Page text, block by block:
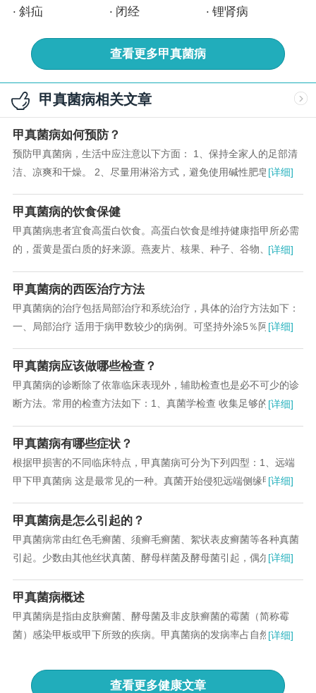
斜疝
闭经 锂肾病
查看更多甲真菌病
甲真菌病相关文章
甲真菌病如何预防？
预防甲真菌病，生活中应注意以下方面： 1、保持全家人的足部清
洁、凉爽和干燥。 2、尽量用淋浴方式，避免使用碱性肥皂。 3、
暗。 6、不和患病家人共用盆、毛巾、鞋袜、指甲刀等用品...
[详细]
甲真菌病的饮食保健
甲真菌病患者宜食高蛋白饮食。高蛋白饮食是维持健康指甲所必需
的，蛋黄是蛋白质的好来源。燕麦片、核果、种子、谷物、豆制品
饮食的50％...
[详细]
甲真菌病的西医治疗方法
甲真菌病的治疗包括局部治疗和系统治疗，具体的治疗方法如下：
一、局部治疗 适用于病甲数较少的病例。可坚持外涂5％阿莫罗芬
碘配和乳酸各50％混匀)或复方水杨酸软膏...
[详细]
甲真菌病应该做哪些检查？
甲真菌病的诊断除了依靠临床表现外，辅助检查也是必不可少的诊
断方法。常用的检查方法如下：1、真菌学检查 收集足够的标本是
甲下型可用甲钻或解剖刀...
[详细]
甲真菌病有哪些症状？
根据甲损害的不同临床特点，甲真菌病可分为下列四型：1、远端
甲下甲真菌病 这是最常见的一种。真菌开始侵犯远端侧缘甲下角质
观...
[详细]
甲真菌病是怎么引起的？
甲真菌病常由红色毛癣菌、须癣毛癣菌、絮状表皮癣菌等各种真菌
引起。少数由其他丝状真菌、酵母样菌及酵母菌引起，偶尔也可由
[详细]
甲真菌病概述
甲真菌病是指由皮肤癣菌、酵母菌及非皮肤癣菌的霉菌（简称霉
菌）感染甲板或甲下所致的疾病。甲真菌病的发病率占自然人群的
内为0.8～1.6:1，儿童甲真菌病少见，老年多见...
[详细]
查看更多健康文章